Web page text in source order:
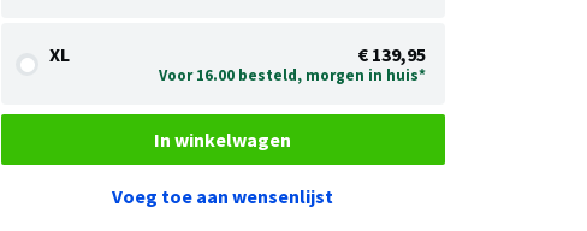
XL € 139,95
Voor 16.00 besteld, morgen in huis*
In winkelwagen
Voeg toe aan wensenlijst